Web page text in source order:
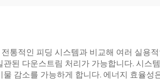
통적인 피딩 시스템과 비교해 여러 실용
된 다운스트림 처리가 가능합니다. 시
감소를 가능하게 합니다. 에너지 효율